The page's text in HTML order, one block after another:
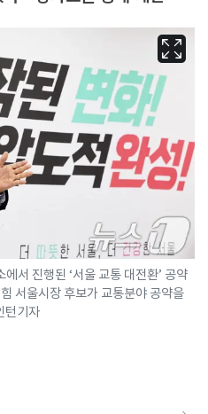
서 진행된 ‘서울 교통 대전환’ 공약
서울시장 후보가 교통분야 공약을
턴기자